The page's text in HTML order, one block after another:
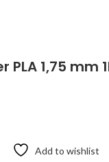
PLA 1,75 mm
Add to wishlist